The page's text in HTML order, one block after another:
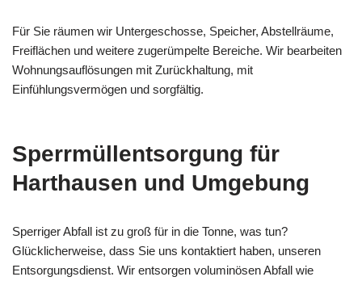
Für Sie räumen wir Untergeschosse, Speicher, Abstellräume,
Freiflächen und weitere zugerümpelte Bereiche. Wir bearbeiten
Wohnungsauflösungen mit Zurückhaltung, mit
Einfühlungsvermögen und sorgfältig.
Sperrmüllentsorgung für
Harthausen und Umgebung
Sperriger Abfall ist zu groß für in die Tonne, was tun?
Glücklicherweise, dass Sie uns kontaktiert haben, unseren
Entsorgungsdienst. Wir entsorgen voluminösen Abfall wie